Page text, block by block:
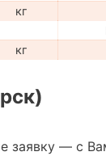
кг
кг
заявку — с